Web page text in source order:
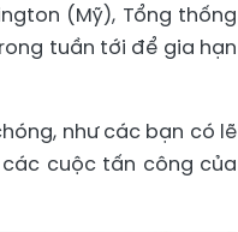
(Mỹ), Tổng thống
tuần tới để gia hạn
như các bạn có lẽ
cuộc tấn công của